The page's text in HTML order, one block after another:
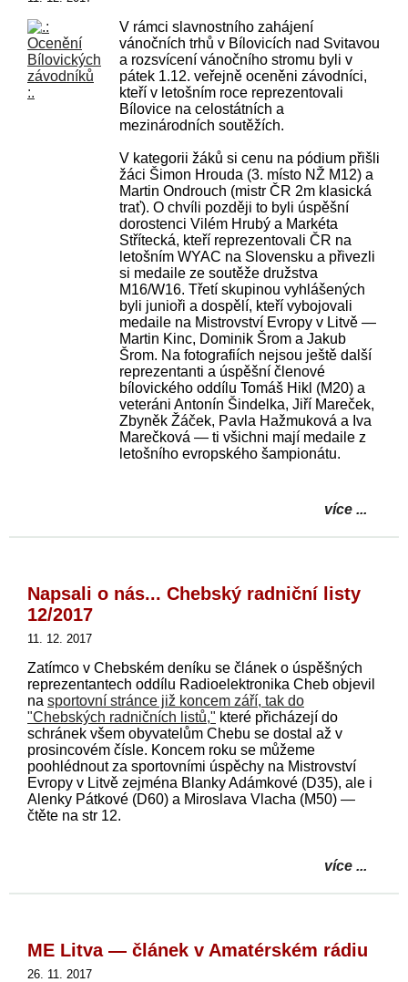
V rámci slavnostního zahájení
vánočních trhů v Bílovicích nad Svitavou
a rozsvícení vánočního stromu byli v
pátek 1.12. veřejně oceněni závodníci,
kteří v letošním roce reprezentovali
Bílovice na celostátních a
mezinárodních soutěžích.
V kategorii žáků si cenu na pódium přišli
žáci Šimon Hrouda (3. místo NŽ M12) a
Martin Ondrouch (mistr ČR 2m klasická
trať). O chvíli později to byli úspěšní
dorostenci Vilém Hrubý a Markéta
Střítecká, kteří reprezentovali ČR na
letošním WYAC na Slovensku a přivezli
si medaile ze soutěže družstva
M16/W16. Třetí skupinou vyhlášených
byli junioři a dospělí, kteří vybojovali
medaile na Mistrovství Evropy v Litvě —
Martin Kinc, Dominik Šrom a Jakub
Šrom. Na fotografiích nejsou ještě další
reprezentanti a úspěšní členové
bílovického oddílu Tomáš Hikl (M20) a
veteráni Antonín Šindelka, Jiří Mareček,
Zbyněk Žáček, Pavla Hažmuková a Iva
Marečková — ti všichni mají medaile z
letošního evropského šampionátu.
více ...
Napsali o nás... Chebský radniční listy
12/2017
11. 12. 2017
Zatímco v Chebském deníku se článek o úspěšných
reprezentantech oddílu Radioelektronika Cheb objevil
na sportovní stránce již koncem září, tak do
"Chebských radničních listů," které přicházejí do
schránek všem obyvatelům Chebu se dostal až v
prosincovém čísle. Koncem roku se můžeme
poohlédnout za sportovními úspěchy na Mistrovství
Evropy v Litvě zejména Blanky Adámkové (D35), ale i
Alenky Pátkové (D60) a Miroslava Vlacha (M50) —
čtěte na str 12.
více ...
ME Litva — článek v Amatérském rádiu
26. 11. 2017